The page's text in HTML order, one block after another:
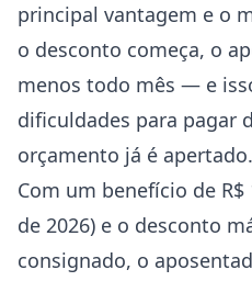
principal vantagem e o
o desconto começa, o
menos todo mês — e
dificuldades para pagar
orçamento já é apertado.
Com um benefício de
de 2026) e o desconto
consignado, o